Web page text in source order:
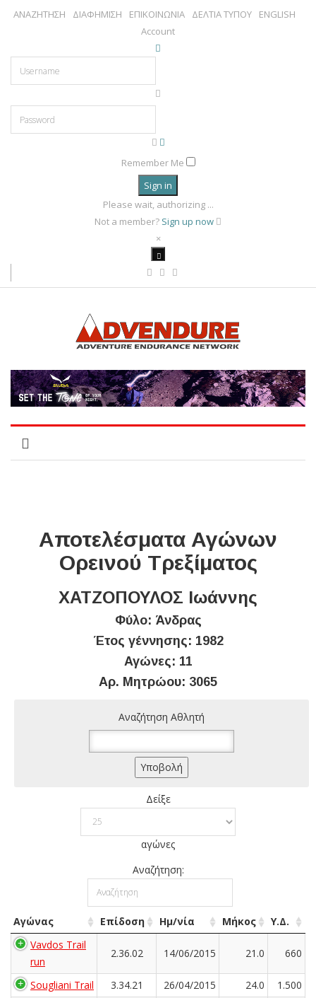
ΑΝΑΖΗΤΗΣΗ ΔΙΑΦΗΜΙΣΗ ΕΠΙΚΟΙΝΩΝΙΑ ΔΕΛΤΙΑ ΤΥΠΟΥ
ENGLISH
Account
Remember Me
Sign in
Please wait, authorizing ...
Not a member? Sign up now
×
Αποτελέσματα Αγώνων
Ορεινού Τρεξίματος
ΧΑΤΖΟΠΟΥΛΟΣ Ιωάννης
Φύλο: Άνδρας
Έτος γέννησης: 1982
Αγώνες: 11
Αρ. Μητρώου: 3065
Αναζήτηση Αθλητή
Δείξε
αγώνες
Αναζήτηση:
Αγώνας Επίδοση Ημ/νία Μήκος
Υ.Δ.
Vavdos Trail
run
2.36.02 14/06/2015 21.0 660
Sougliani Trail 3.34.21 26/04/2015 24.0
1.500